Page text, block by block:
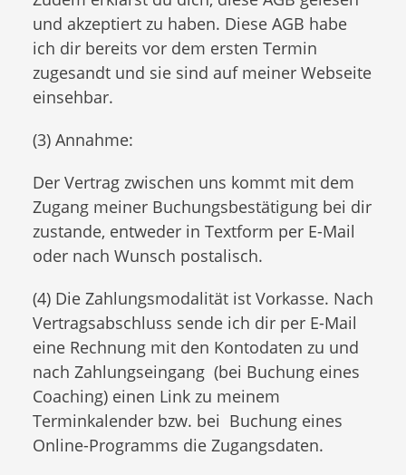
und akzeptiert zu haben. Diese AGB habe
ich dir bereits vor dem ersten Termin
zugesandt und sie sind auf meiner Webseite
einsehbar.
(3) Annahme:
Der Vertrag zwischen uns kommt mit dem
Zugang meiner Buchungsbestätigung bei dir
zustande, entweder in Textform per E-Mail
oder nach Wunsch postalisch.
(4) Die Zahlungsmodalität ist Vorkasse. Nach
Vertragsabschluss sende ich dir per E-Mail
eine Rechnung mit den Kontodaten zu und
nach Zahlungseingang (bei Buchung eines
Coaching) einen Link zu meinem
Terminkalender bzw. bei Buchung eines
Online-Programms die Zugangsdaten.